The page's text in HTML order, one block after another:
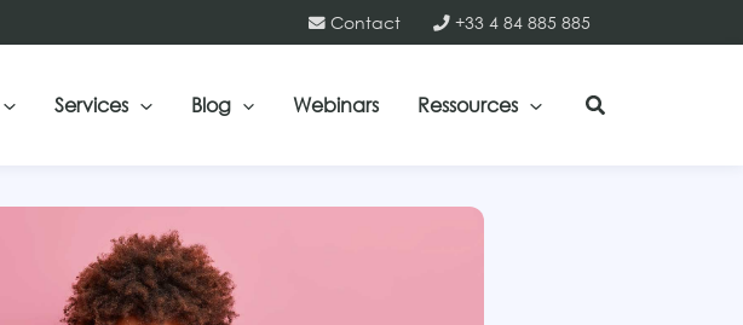
Contact +33 4 84 885 885
Services Blog Webinars Ressources